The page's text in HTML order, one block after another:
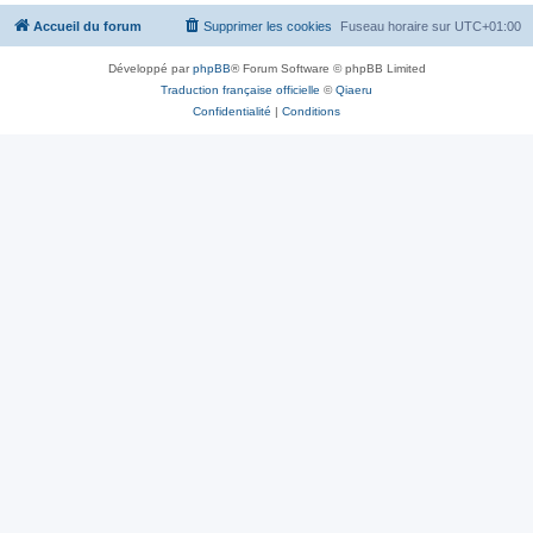
Accueil du forum Fuseau horaire sur UTC+01:00
Supprimer les cookies
Développé parphpBB® Forum Software © phpBB Limited
Traduction française officielle ©Qiaeru
Confidentialité | Conditions